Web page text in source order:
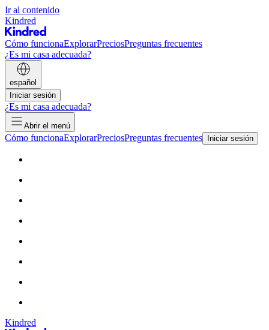
Ir al contenido
Kindred
Cómo funcionaExplorarPreciosPreguntas frecuentes
¿Es mi casa adecuada?
español
Iniciar sesión
¿Es mi casa adecuada?
Abrir el menú
Cómo funcionaExplorarPreciosPreguntas frecuentes Iniciar sesión
Kindred